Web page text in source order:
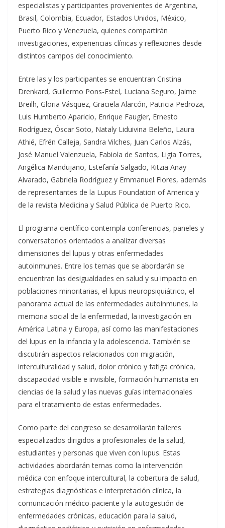
especialistas y participantes provenientes de Argentina,
Brasil, Colombia, Ecuador, Estados Unidos, México,
Puerto Rico y Venezuela, quienes compartirán
investigaciones, experiencias clínicas y reflexiones desde
distintos campos del conocimiento.
Entre las y los participantes se encuentran Cristina
Drenkard, Guillermo Pons-Estel, Luciana Seguro, Jaime
Breilh, Gloria Vásquez, Graciela Alarcón, Patricia Pedroza,
Luis Humberto Aparicio, Enrique Faugier, Ernesto
Rodríguez, Óscar Soto, Nataly Liduivina Beleño, Laura
Athié, Efrén Calleja, Sandra Vilches, Juan Carlos Alzás,
José Manuel Valenzuela, Fabiola de Santos, Ligia Torres,
Angélica Mandujano, Estefanía Salgado, Kitzia Anay
Alvarado, Gabriela Rodríguez y Emmanuel Flores, además
de representantes de la Lupus Foundation of America y
de la revista Medicina y Salud Pública de Puerto Rico.
El programa científico contempla conferencias, paneles y
conversatorios orientados a analizar diversas
dimensiones del lupus y otras enfermedades
autoinmunes. Entre los temas que se abordarán se
encuentran las desigualdades en salud y su impacto en
poblaciones minoritarias, el lupus neuropsiquiátrico, el
panorama actual de las enfermedades autoinmunes, la
memoria social de la enfermedad, la investigación en
América Latina y Europa, así como las manifestaciones
del lupus en la infancia y la adolescencia. También se
discutirán aspectos relacionados con migración,
interculturalidad y salud, dolor crónico y fatiga crónica,
discapacidad visible e invisible, formación humanista en
ciencias de la salud y las nuevas guías internacionales
para el tratamiento de estas enfermedades.
Como parte del congreso se desarrollarán talleres
especializados dirigidos a profesionales de la salud,
estudiantes y personas que viven con lupus. Estas
actividades abordarán temas como la intervención
médica con enfoque intercultural, la cobertura de salud,
estrategias diagnósticas e interpretación clínica, la
comunicación médico-paciente y la autogestión de
enfermedades crónicas, educación para la salud,